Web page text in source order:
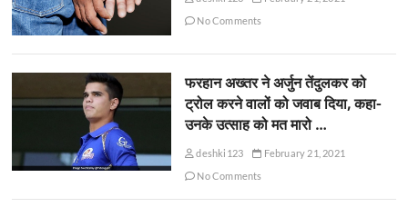
No Comments
फरहान अख्तर ने अर्जुन तेंदुलकर को
ट्रोल करने वालों को जवाब दिया, कहा-
उनके उत्साह को मत मारो …
deshki123
February 21, 2021
No Comments